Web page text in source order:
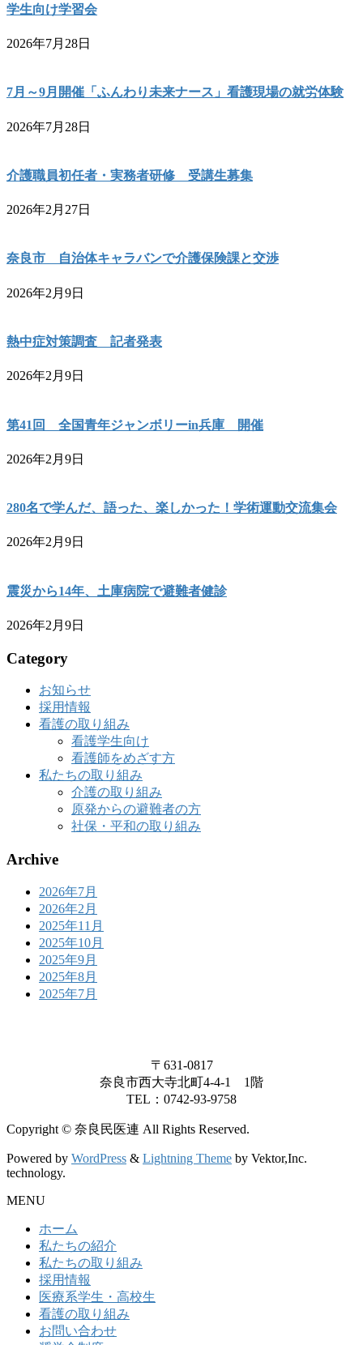
学生向け学習会
2026年7月28日
7月～9月開催「ふんわり未来ナース」看護現場の就労体験
2026年7月28日
介護職員初任者・実務者研修 受講生募集
2026年2月27日
奈良市 自治体キャラバンで介護保険課と交渉
2026年2月9日
熱中症対策調査 記者発表
2026年2月9日
第41回 全国青年ジャンボリーin兵庫 開催
2026年2月9日
280名で学んだ、語った、楽しかった！学術運動交流集会
2026年2月9日
震災から14年、土庫病院で避難者健診
2026年2月9日
Category
お知らせ
採用情報
看護の取り組み
看護学生向け
看護師をめざす方
私たちの取り組み
介護の取り組み
原発からの避難者の方
社保・平和の取り組み
Archive
2026年7月
2026年2月
2025年11月
2025年10月
2025年9月
2025年8月
2025年7月
〒631-0817
奈良市西大寺北町4-4-1 1階
TEL：0742-93-9758
Copyright © 奈良民医連 All Rights Reserved.
Powered by WordPress & Lightning Theme by Vektor,Inc.
technology.
MENU
ホーム
私たちの紹介
私たちの取り組み
採用情報
医療系学生・高校生
看護の取り組み
お問い合わせ